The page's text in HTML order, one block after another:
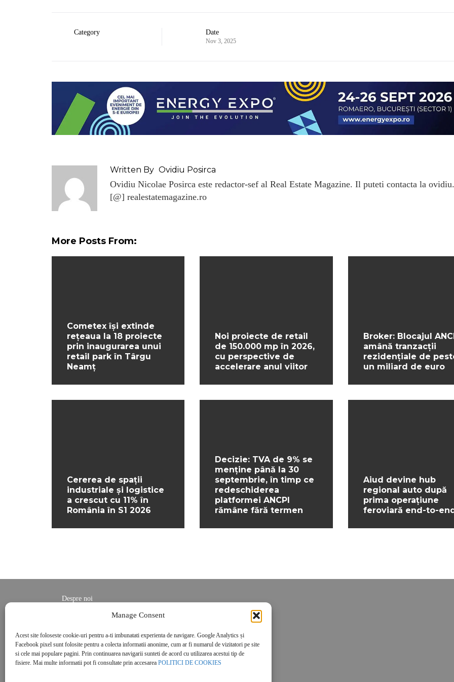
Manage Consent
Acest site foloseste cookie-uri pentru a-ti imbunatati experienta de navigare. Google Analytics și
Facebook pixel sunt folosite pentru a colecta informatii anonime, cum ar fi numarul de vizitatori pe site
si cele mai populare pagini. Prin continuarea navigarii sunteti de acord cu utilizarea acestui tip de
fisiere. Mai multe informatii pot fi consultate prin accesarea POLITICI DE COOKIES
Category Date
Nov 3, 2025
Written By Ovidiu Posirca
Ovidiu Nicolae Posirca este redactor-sef al Real Estate Magazine. Il puteti contacta la
[@] realestatemagazine.ro
More Posts From:
Cometex își extinde
rețeaua la 18 proiecte
prin inaugurarea unui
retail park în Târgu
Neamț
Noi proiecte de retail
de 150.000 mp în 2026,
cu perspective de
accelerare anul viitor
Broker: Blocajul
amână tranzacții
rezidențiale de
un miliard de euro
Cererea de spații
industriale și logistice
a crescut cu 11% în
România în S1 2026
Decizie: TVA de 9% se
menține până la 30
septembrie, în timp ce
redeschiderea
platformei ANCPI
rămâne fără termen
Aiud devine hub
regional auto după
prima operațiune
feroviară end-to-
Despre noi
Politica de cookies